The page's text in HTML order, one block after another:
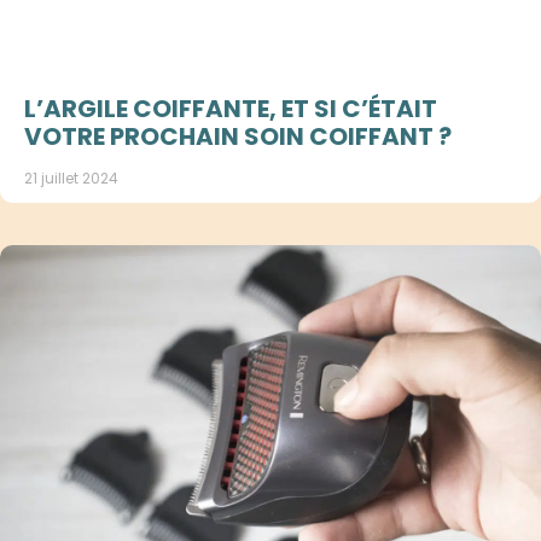
L’ARGILE COIFFANTE, ET SI C’ÉTAIT
VOTRE PROCHAIN SOIN COIFFANT ?
21 juillet 2024